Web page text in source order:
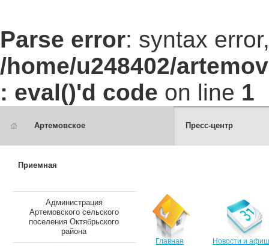
Parse error: syntax
/home/u248402/
: eval()'d code on line 1
Артемовское Пресс-центр
Приемная
Администрация
Артемовского сельского
поселения Октябрьского
района
Главная Новости и